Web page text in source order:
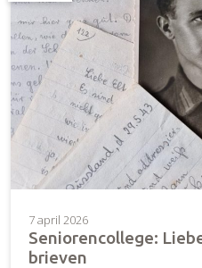
7 april 2026
Seniorencollege:
brieven